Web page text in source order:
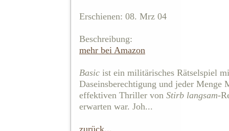
Erschienen: 08. Mrz 04
Beschreibung:
mehr bei Amazon
Basic ist ein militärisches Rätselspiel
Daseinsberechtigung und jeder
effektiven Thriller von Stirb langsam-
erwarten war. Joh...